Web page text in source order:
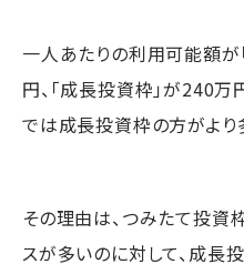
一人あたりの利用可能額が
円、「成長投資枠」が240
では成長投資枠の方がより
その理由は、つみたて投資
スが多いのに対して、成長